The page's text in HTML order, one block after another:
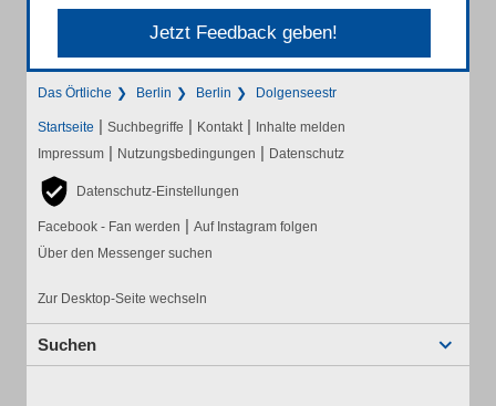
Jetzt Feedback geben!
Das Örtliche Berlin Berlin Dolgenseestr
Startseite | Suchbegriffe | Kontakt | Inhalte melden
Impressum | Nutzungsbedingungen | Datenschutz
Datenschutz-Einstellungen
Facebook - Fan werden | Auf Instagram folgen
Über den Messenger suchen
Zur Desktop-Seite wechseln
Suchen